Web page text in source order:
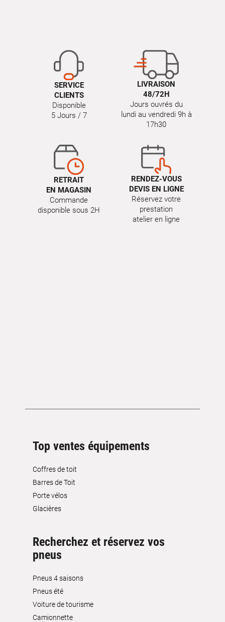
SERVICE
CLIENTS
Disponible
5 Jours / 7
LIVRAISON
48/72H
Jours ouvrés du
lundi au vendredi 9h à
17h30
RETRAIT
EN MAGASIN
Commande
disponible sous 2H
RENDEZ-VOUS
DEVIS EN LIGNE
Réservez votre
prestation
atelier en ligne
Top ventes équipements
Coffres de toit
Barres de Toit
Porte vélos
Glacières
Recherchez et réservez vos
pneus
Pneus 4 saisons
Pneus été
Voiture de tourisme
Camionnette